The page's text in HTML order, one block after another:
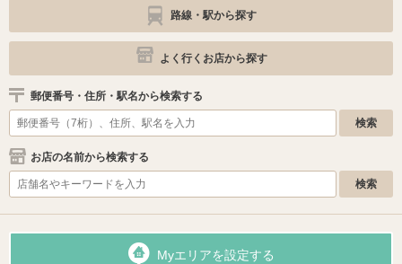
路線・駅から探す
よく行くお店から探す
郵便番号・住所・駅名から検索する
お店の名前から検索する
Myエリアを設定する